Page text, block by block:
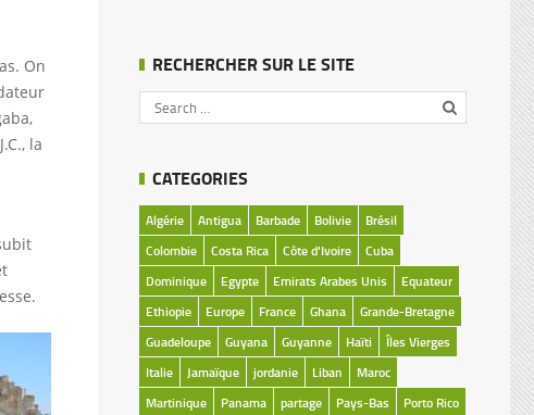
On
la
RECHERCHER SUR LE SITE
CATEGORIES
Algérie Antigua Barbade Bolivie
Brésil
Colombie
Costa Rica Côte d'Ivoire
Cuba
Dominique
Egypte Emirats Arabes Unis
Equateur
Ethiopie
Europe France Ghana
Grande-Bretagne
Guadeloupe
Guyana Guyanne Haïti
Îles Vierges
Italie
Jamaïque jordanie Liban
Maroc
Martinique
Panama partage Pays-Bas
Porto Rico